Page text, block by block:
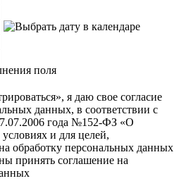
поля
я даю свое согласие
данных, в соответствии с
года №152-ФЗ «О
и для целей,
обработку персональных данных
принять соглашение на